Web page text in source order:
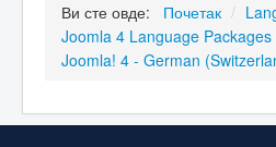
Ви сте овде: Почетак /
Joomla 4 Language Packages
Joomla! 4 - German